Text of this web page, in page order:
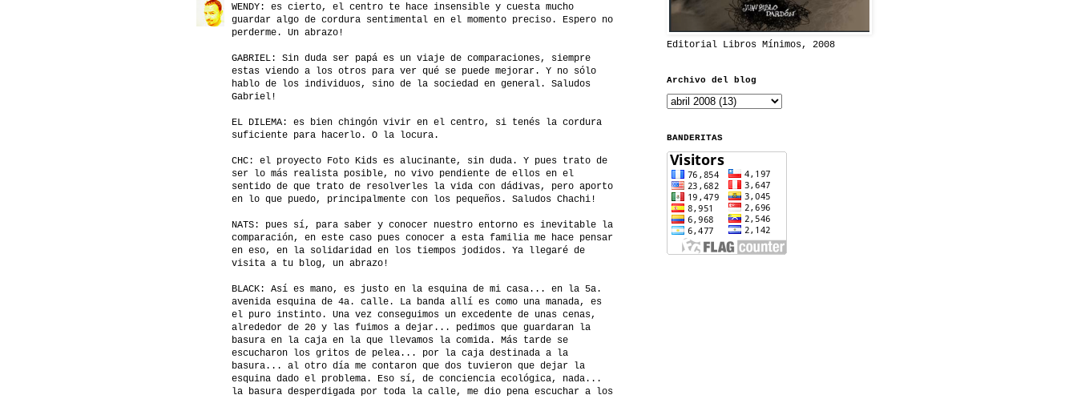
WENDY: es cierto, el centro te hace insensible y cuesta mucho
guardar algo de cordura sentimental en el momento preciso. Espero no
perderme. Un abrazo!
GABRIEL: Sin duda ser papá es un viaje de comparaciones, siempre
estas viendo a los otros para ver qué se puede mejorar. Y no sólo
hablo de los individuos, sino de la sociedad en general. Saludos
Gabriel!
EL DILEMA: es bien chingón vivir en el centro, si tenés la cordura
suficiente para hacerlo. O la locura.
CHC: el proyecto Foto Kids es alucinante, sin duda. Y pues trato de
ser lo más realista posible, no vivo pendiente de ellos en el
sentido de que trato de resolverles la vida con dádivas, pero aporto
en lo que puedo, principalmente con los pequeños. Saludos Chachi!
NATS: pues sí, para saber y conocer nuestro entorno es inevitable la
comparación, en este caso pues conocer a esta familia me hace pensar
en eso, en la solidaridad en los tiempos jodidos. Ya llegaré de
visita a tu blog, un abrazo!
BLACK: Así es mano, es justo en la esquina de mi casa... en la 5a.
avenida esquina de 4a. calle. La banda allí es como una manada, es
el puro instinto. Una vez conseguimos un excedente de unas cenas,
alrededor de 20 y las fuimos a dejar... pedimos que guardaran la
basura en la caja en la que llevamos la comida. Más tarde se
escucharon los gritos de pelea... por la caja destinada a la
basura... al otro día me contaron que dos tuvieron que dejar la
esquina dado el problema. Eso sí, de conciencia ecológica, nada...
la basura desperdigada por toda la calle, me dio pena escuchar a los
Editorial Libros Mínimos, 2008
Archivo del blog
BANDERITAS